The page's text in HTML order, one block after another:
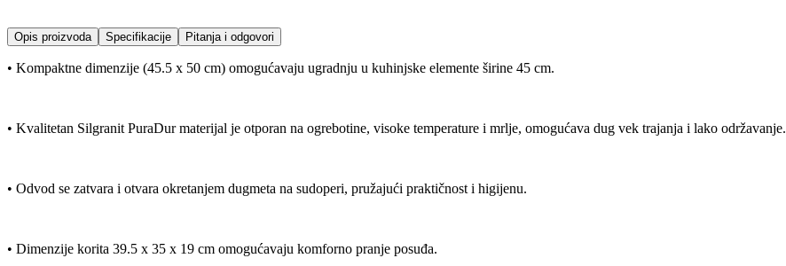
Opis proizvoda Specifikacije Pitanja i odgovori
• Kompaktne dimenzije (45.5 x 50 cm) omogućavaju ugradnju u kuhinjske elemente širine 45 cm.
• Kvalitetan Silgranit PuraDur materijal je otporan na ogrebotine, visoke temperature i mrlje, omogućava dug vek trajanja i lako održavanje.
• Odvod se zatvara i otvara okretanjem dugmeta na sudoperi, pružajući praktičnost i higijenu.
• Dimenzije korita 39.5 x 35 x 19 cm omogućavaju komforno pranje posuđa.